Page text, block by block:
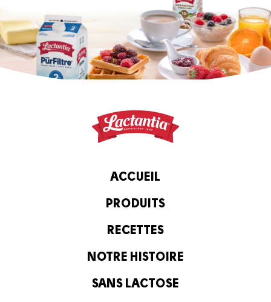
ACCUEIL
PRODUITS
RECETTES
NOTRE HISTOIRE
SANS LACTOSE